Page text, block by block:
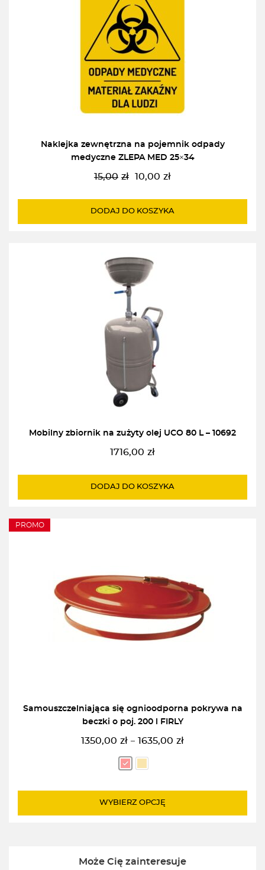
Naklejka zewnętrzna na pojemnik odpady
medyczne ZLEPA MED 25×34
15,00 zł
Pierwotna
wynosiła:
10,00 zł
Aktualna
wynosi:
DODAJ DO KOSZYKA
Mobilny zbiornik na zużyty olej UCO 80 L – 10692
1716,00 zł
DODAJ DO KOSZYKA
PROMO
Samouszczelniająca się ognioodporna pokrywa na
beczki o poj. 200 l FIRLY
1350,00 zł – 1635,00 zł
Zakres
cen:
od
do
WYBIERZ OPCJĘ
Może Cię zainteresuje